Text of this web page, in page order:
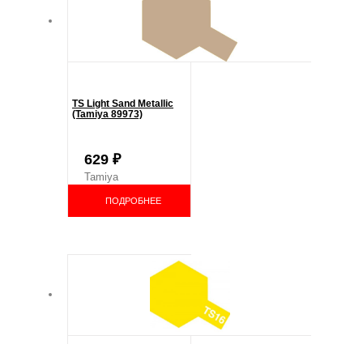
TS Light Sand Metallic
(Tamiya 89973)
629 ₽
Tamiya
ПОДРОБНЕЕ